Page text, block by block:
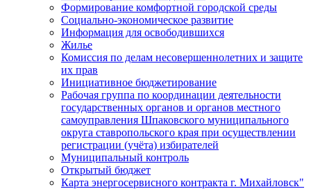
Формирование комфортной городской среды
Социально-экономическое развитие
Информация для освободившихся
Жилье
Комиссия по делам несовершеннолетних и защите
их прав
Инициативное бюджетирование
Рабочая группа по координации деятельности
государственных органов и органов местного
самоуправления Шпаковского муниципального
округа ставропольского края при осуществлении
регистрации (учёта) избирателей
Муниципальный контроль
Открытый бюджет
Карта энергосервисного контракта г. Михайловск"